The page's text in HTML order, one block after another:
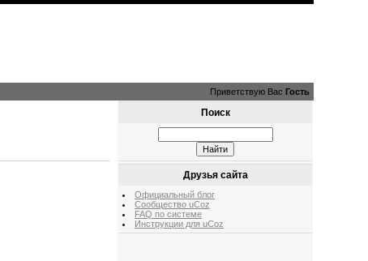
Приветствую Вас Гость
Поиск
Друзья сайта
Официальный блог
Сообщество uCoz
FAQ по системе
Инструкции для uCoz